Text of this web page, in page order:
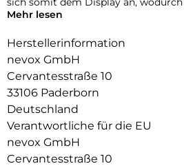
erzielt wird.
Durch die Umformungen wird das
zuverlässig geschützt.
Mehr lesen
Herstellerinformation
nevox GmbH
Cervantesstraße 10
33106 Paderborn
Deutschland
Verantwortliche für die EU
nevox GmbH
Cervantesstraße 10